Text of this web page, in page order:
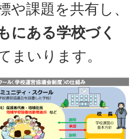
や課題を共有し、
にある学校づく
まいります。